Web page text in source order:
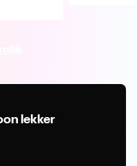
lekker